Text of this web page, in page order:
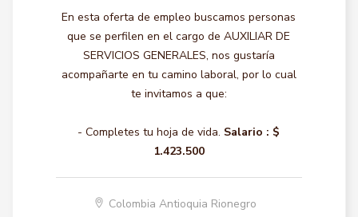
En esta oferta de empleo buscamos personas
que se perfilen en el cargo de AUXILIAR DE
SERVICIOS GENERALES, nos gustaría
acompañarte en tu camino laboral, por lo cual
te invitamos a que:
- Completes tu hoja de vida. Salario : $
1.423.500
Colombia Antioquia Rionegro